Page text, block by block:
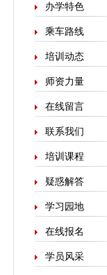
办学特色
乘车路线
培训动态
师资力量
在线留言
联系我们
培训课程
疑惑解答
学习园地
在线报名
学员风采